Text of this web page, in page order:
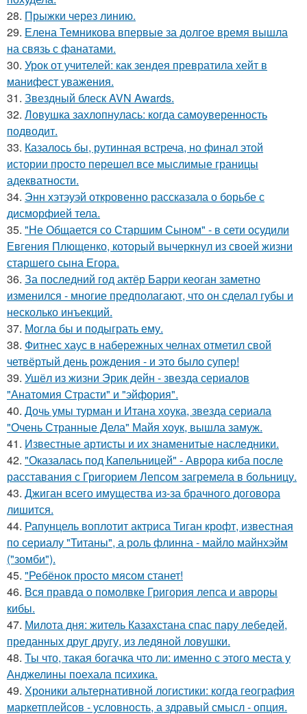
28. Прыжки через линию.
29. Елена Темникова впервые за долгое время вышла
на связь с фанатами.
30. Урок от учителей: как зендея превратила хейт в
манифест уважения.
31. Звездный блеск AVN Awards.
32. Ловушка захлопнулась: когда самоуверенность
подводит.
33. Казалось бы, рутинная встреча, но финал этой
истории просто перешел все мыслимые границы
адекватности.
34. Энн хэтэуэй откровенно рассказала о борьбе с
дисморфией тела.
35. "Не Общается со Старшим Сыном" - в сети осудили
Евгения Плющенко, который вычеркнул из своей жизни
старшего сына Егора.
36. За последний год актёр Барри кеоган заметно
изменился - многие предполагают, что он сделал губы и
несколько инъекций.
37. Могла бы и подыграть ему.
38. Фитнес хаус в набережных челнах отметил свой
четвёртый день рождения - и это было супер!
39. Ушёл из жизни Эрик дейн - звезда сериалов
"Анатомия Страсти" и "эйфория".
40. Дочь умы турман и Итана хоука, звезда сериала
"Очень Странные Дела" Майя хоук, вышла замуж.
41. Известные артисты и их знаменитые наследники.
42. "Оказалась под Капельницей" - Аврора киба после
расставания с Григорием Лепсом загремела в больницу.
43. Джиган всего имущества из-за брачного договора
лишится.
44. Рапунцель воплотит актриса Тиган крофт, известная
по сериалу "Титаны", а роль флинна - майло майнхэйм
("зомби").
45. "Ребёнок просто мясом станет!
46. Вся правда о помолвке Григория лепса и авроры
кибы.
47. Милота дня: житель Казахстана спас пару лебедей,
преданных друг другу, из ледяной ловушки.
48. Ты что, такая богачка что ли: именно с этого места у
Анджелины поехала психика.
49. Хроники альтернативной логистики: когда география
маркетплейсов - условность, а здравый смысл - опция.